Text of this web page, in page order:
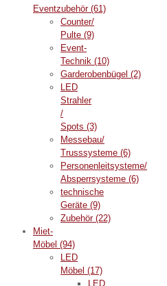
Eventzubehör (61)
Counter/
Pulte (9)
Event-
Technik (10)
Garderobenbügel (2)
LED
Strahler
/
Spots (3)
Messebau/
Trusssysteme (6)
Personenleitsysteme/
Absperrsysteme (6)
technische
Geräte (9)
Zubehör (22)
Miet-
Möbel (94)
LED
Möbel (17)
LED